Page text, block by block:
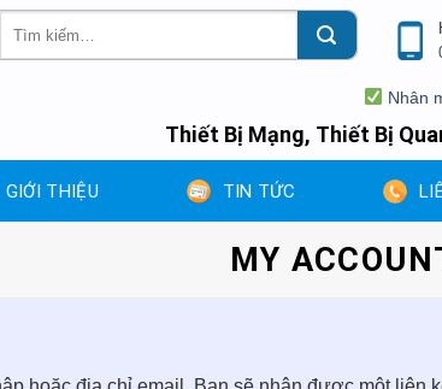
kiếm:
Nhân
Thiết Bị Mạng, Thiết Bị
GIỚI THIỆU TIN TỨC
MY